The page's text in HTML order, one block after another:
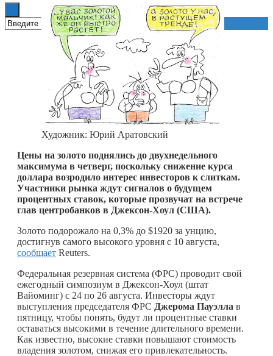
Художник: Юрий Аратовский
Цены на золото поднялись до двухнедельного
максимума в четверг, поскольку снижение курса
доллара возродило интерес инвесторов к слиткам.
Участники рынка ждут сигналов о будущем
процентных ставок, которые прозвучат на встрече
глав центробанков в Джексон-Хоул (США).
Золото подорожало на 0,3% до $1920 за унцию,
достигнув самого высокого уровня с 10 августа,
сообщает Reuters.
Федеральная резервная система (ФРС) проводит свой
ежегодный симпозиум в Джексон-Хоул (штат
Вайоминг) с 24 по 26 августа. Инвесторы ждут
выступления председателя ФРС Джерома Пауэлла в
пятницу, чтобы понять, будут ли процентные ставки
оставаться высокими в течение длительного времени.
Как известно, высокие ставки повышают стоимость
владения золотом, снижая его привлекательность.